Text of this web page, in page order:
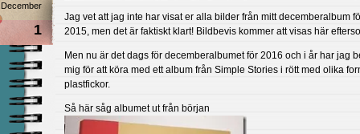
December
1
Jag vet att jag inte har visat er alla bilder från mitt decemberalbum
2015, men det är faktiskt klart! Bildbevis kommer att visas här
Men nu är det dags för decemberalbumet för 2016 och i år har jag
mig för att köra med ett album från Simple Stories i rött med olika
plastfickor.
Så här såg albumet ut från början